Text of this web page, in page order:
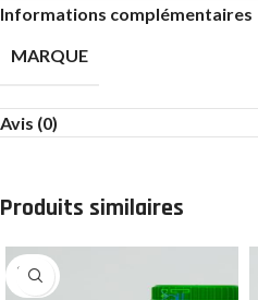
Informations complémentaires
MARQUE
Avis (0)
Produits similaires
SOLD
OUT